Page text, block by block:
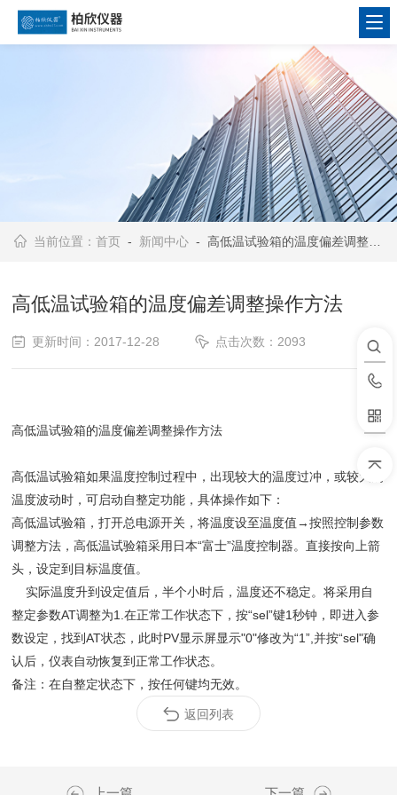
当前位置：首页 - 新闻中心 - 高低温试验箱的温度偏差调整操作方法
高低温试验箱的温度偏差调整操作方法
更新时间：2017-12-28 点击次数：2093
高低温试验箱的温度偏差调整操作方法
高低温试验箱如果温度控制过程中，出现较大的温度过冲，或较大的
温度波动时，可启动自整定功能，具体操作如下：
高低温试验箱，打开总电源开关，将温度设至温度值→按照控制参数
调整方法，高低温试验箱采用日本“富士”温度控制器。直接按向上箭
头，设定到目标温度值。
实际温度升到设定值后，半个小时后，温度还不稳定。将采用自
整定参数AT调整为1.在正常工作状态下，按“sel”键1秒钟，即进入参
数设定，找到AT状态，此时PV显示屏显示"0"修改为“1”,并按“sel"确
认后，仪表自动恢复到正常工作状态。
备注：在自整定状态下，按任何键均无效。
返回列表